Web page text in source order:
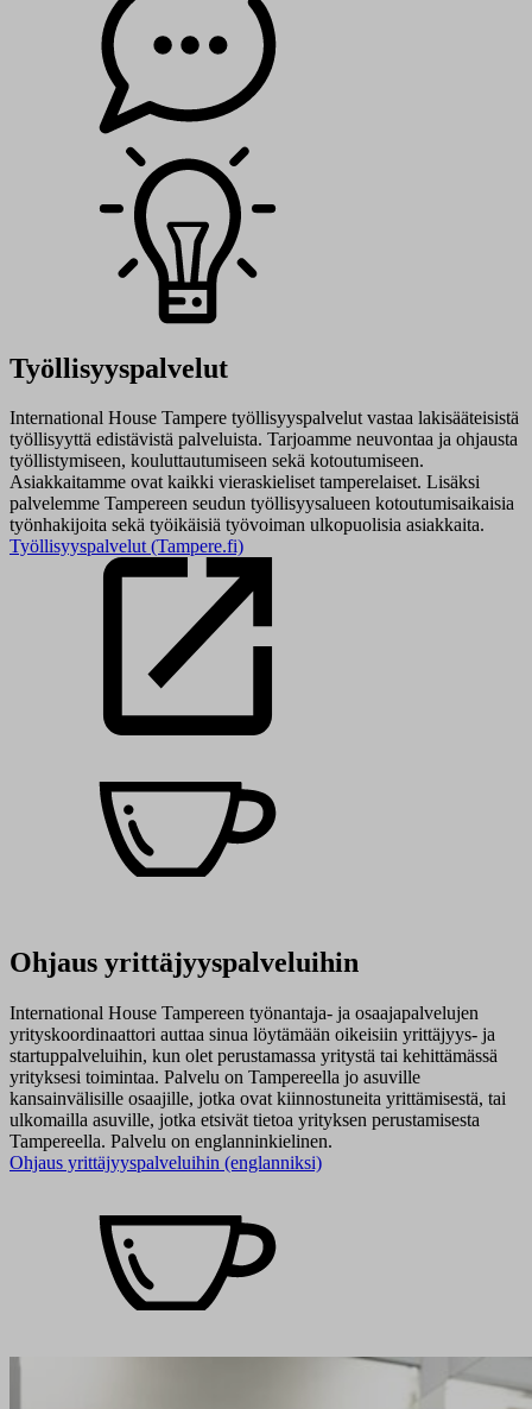
Työllisyyspalvelut
International House Tampere työllisyyspalvelut vastaa lakisääteisistä
työllisyyttä edistävistä palveluista. Tarjoamme neuvontaa ja ohjausta
työllistymiseen, kouluttautumiseen sekä kotoutumiseen.
Asiakkaitamme ovat kaikki vieraskieliset tamperelaiset. Lisäksi
palvelemme Tampereen seudun työllisyysalueen kotoutumisaikaisia
työnhakijoita sekä työikäisiä työvoiman ulkopuolisia asiakkaita.
Työllisyyspalvelut (Tampere.fi)
Ohjaus yrittäjyyspalveluihin
International House Tampereen työnantaja- ja osaajapalvelujen
yrityskoordinaattori auttaa sinua löytämään oikeisiin yrittäjyys- ja
startuppalveluihin, kun olet perustamassa yritystä tai kehittämässä
yrityksesi toimintaa. Palvelu on Tampereella jo asuville
kansainvälisille osaajille, jotka ovat kiinnostuneita yrittämisestä, tai
ulkomailla asuville, jotka etsivät tietoa yrityksen perustamisesta
Tampereella. Palvelu on englanninkielinen.
Ohjaus yrittäjyyspalveluihin (englanniksi)